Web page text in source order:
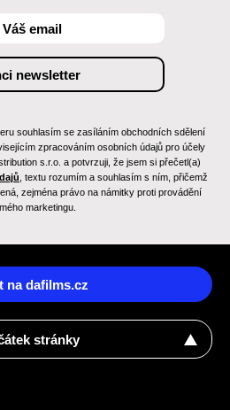
souhlasím se zasíláním obchodních sdělení
zpracováním osobních údajů pro účely
s.r.o. a potvrzuji, že jsem si přečetl(a)
, textu rozumím a souhlasím s ním, přičemž
zejména právo na námitky proti provádění
marketingu.
na dafilms.cz
stránky